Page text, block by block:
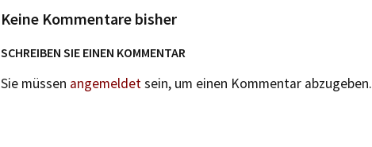
Keine Kommentare bisher
SCHREIBEN SIE EINEN KOMMENTAR
Sie müssen angemeldetsein, um einen Kommentar abzugeben.